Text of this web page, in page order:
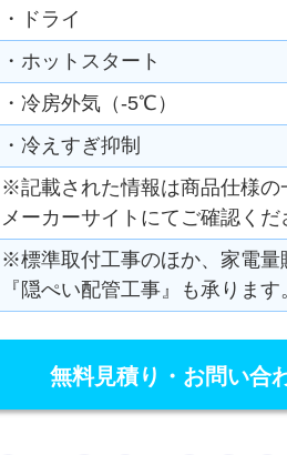
・ドライ
・ホットスタート
・冷房外気（-5℃）
・冷えすぎ抑制
※記載された情報は商品仕様の
メーカーサイトにてご確認くだ
※標準取付工事のほか、家電量
『隠ぺい配管工事』も承ります
無料見積り・お問い合